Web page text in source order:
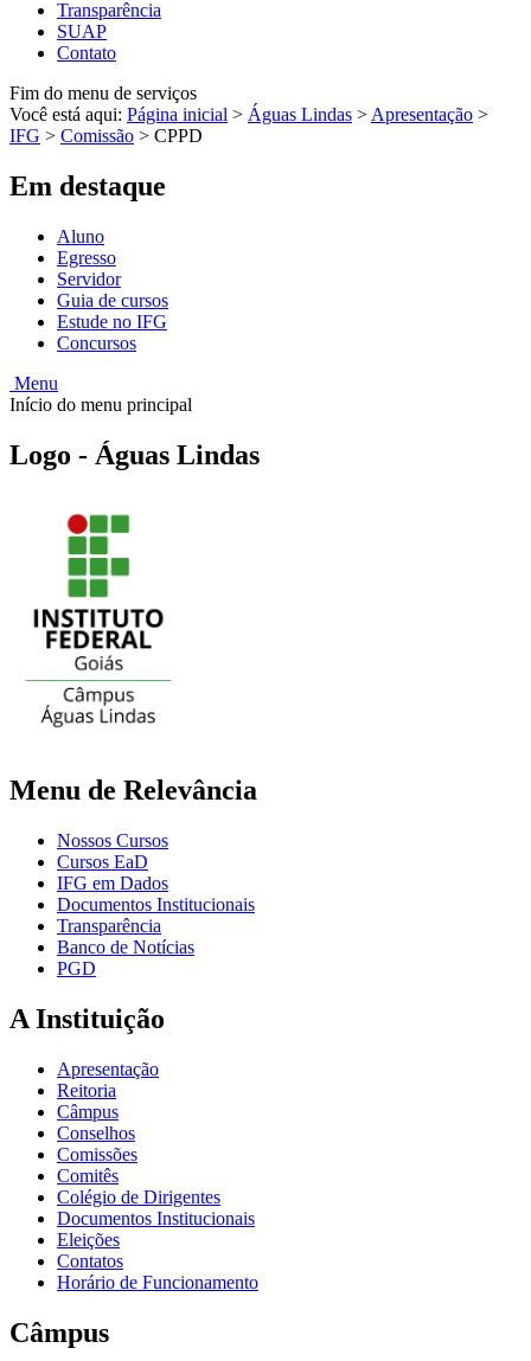
Transparência
SUAP
Contato
Fim do menu de serviços
Você está aqui: Página inicial > Águas Lindas >Apresentação >
IFG > Comissão > CPPD
Em destaque
Aluno
Egresso
Servidor
Guia de cursos
Estude no IFG
Concursos
Menu
Início do menu principal
Logo - Águas Lindas
Menu de Relevância
Nossos Cursos
Cursos EaD
IFG em Dados
Documentos Institucionais
Transparência
Banco de Notícias
PGD
A Instituição
Apresentação
Reitoria
Câmpus
Conselhos
Comissões
Comitês
Colégio de Dirigentes
Documentos Institucionais
Eleições
Contatos
Horário de Funcionamento
Câmpus